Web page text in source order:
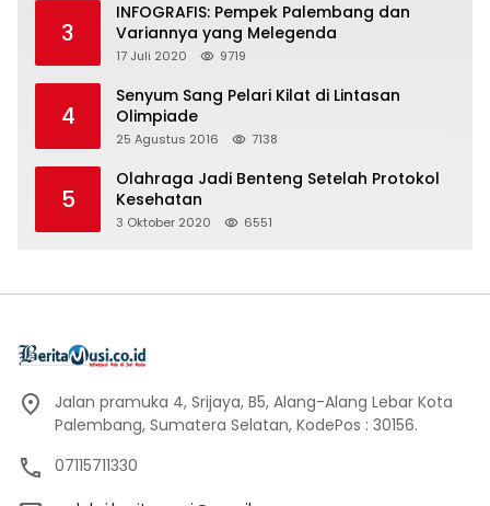
3
INFOGRAFIS: Pempek Palembang dan
Variannya yang Melegenda
17 Juli 2020 9719
4
Senyum Sang Pelari Kilat di Lintasan
Olimpiade
25 Agustus 2016 7138
5
Olahraga Jadi Benteng Setelah Protokol
Kesehatan
3 Oktober 2020 6551
Jalan pramuka 4, Srijaya, B5, Alang-Alang Lebar Kota
Palembang, Sumatera Selatan, KodePos : 30156.
07115711330